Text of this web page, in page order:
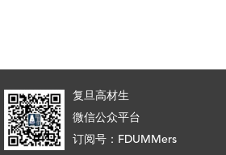
复旦高材生
微信公众平台
订阅号：FDUMMers